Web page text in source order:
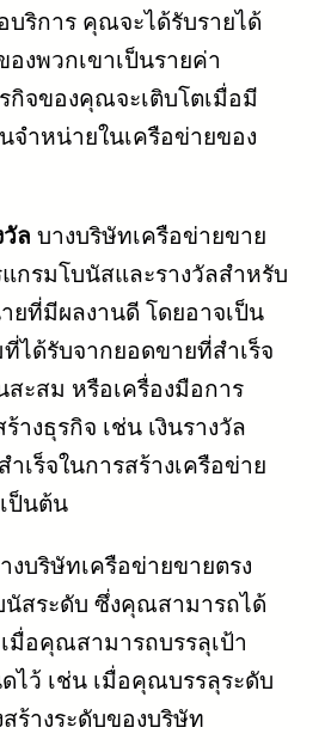
ริการ คุณจะได้รับรายได้
งพวกเขาเป็นรายค่า
จของคุณจะเติบโตเมื่อมี
จำหน่ายในเครือข่ายของ
ล บางบริษัทเครือข่ายขาย
กรมโบนัสและรางวัลสำหรับ
ยที่มีผลงานดี โดยอาจเป็น
ได้รับจากยอดขายที่สำเร็จ
สะสม หรือเครื่องมือการ
างธุรกิจ เช่น เงินรางวัล
เร็จในการสร้างเครือข่าย
ป็นต้น
งบริษัทเครือข่ายขายตรง
นัสระดับ ซึ่งคุณสามารถได้
มื่อคุณสามารถบรรลุเป้า
ไว้ เช่น เมื่อคุณบรรลุระดับ
ร้างระดับของบริษัท